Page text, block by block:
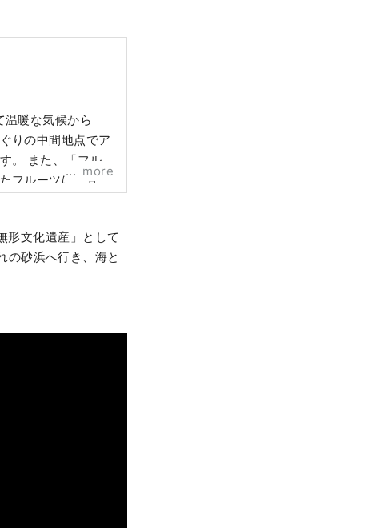
温暖な気候から
りの中間地点でア
ル
フルーツは、甘
など、旬のフル
more
形文化遺産」として
の砂浜へ行き、海と